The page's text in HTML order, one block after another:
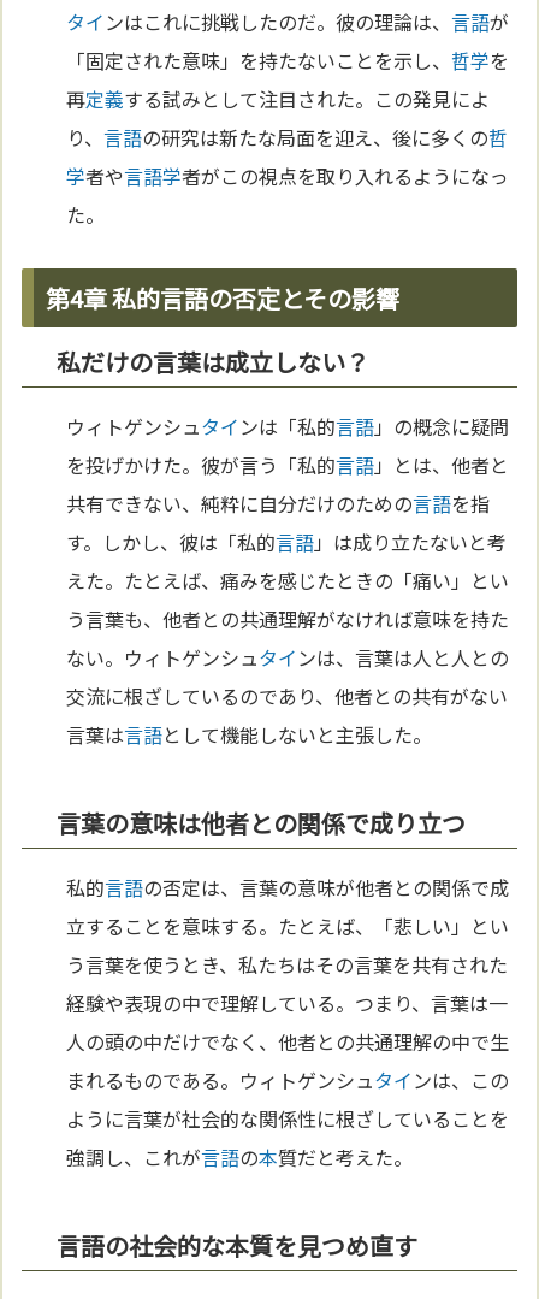
タインはこれに挑戦したのだ。彼の理論は、言語が
「固定された意味」を持たないことを示し、 哲学を
再定義する試みとして注目された。この発見によ
り、言語の研究は新たな局面を迎え、後に多くの哲
学者や言語学者がこの視点を取り入れるようになっ
た。
第4章 私的言語の否定とその影響
私だけの言葉は成立しない？
ウィトゲンシュタインは「私的言語」の概念に疑問
を投げかけた。彼が言う「私的言語」とは、他者と
共有できない、純粋に自分だけのための言語を指
す。しかし、彼は「私的言語」は成り立たないと考
えた。たとえば、痛みを感じたときの「痛い」とい
う言葉も、他者との共通理解がなければ意味を持た
ない。ウィトゲンシュタインは、言葉は人と人との
交流に根ざしているのであり、他者との共有がない
言葉は言語として機能しないと主張した。
言葉の意味は他者との関係で成り立つ
私的言語の否定は、言葉の意味が他者との関係で成
立することを意味する。たとえば、「悲しい」とい
う言葉を使うとき、私たちはその言葉を共有された
経験や表現の中で理解している。つまり、言葉は一
人の頭の中だけでなく、他者との共通理解の中で生
まれるものである。ウィトゲンシュタインは、この
ように言葉が社会的な関係性に根ざしていることを
強調し、これが言語の本質だと考えた。
言語の社会的な本質を見つめ直す